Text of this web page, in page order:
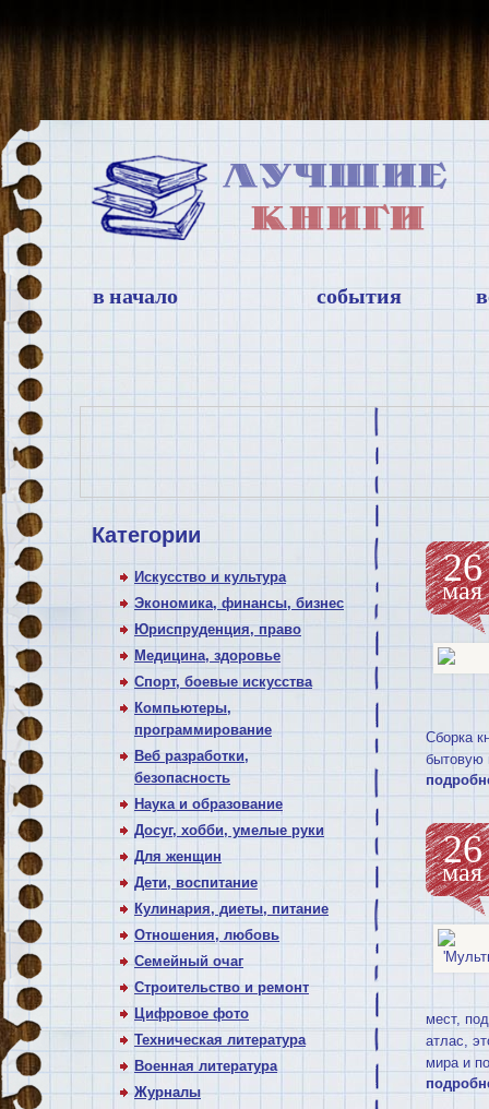
в начало события
Категории
Искусство и культура
Экономика, финансы, бизнес
Юриспруденция, право
Медицина, здоровье
Спорт, боевые искусства
Компьютеры,
программирование
Веб разработки,
безопасность
Наука и образование
Досуг, хобби, умелые руки
Для женщин
Дети, воспитание
Кулинария, диеты, питание
Отношения, любовь
Семейный очаг
Строительство и ремонт
Цифровое фото
Техническая литература
Военная литература
Журналы
26
мая
Сборка
бытовую
26
мая
мест,
атлас,
мира и